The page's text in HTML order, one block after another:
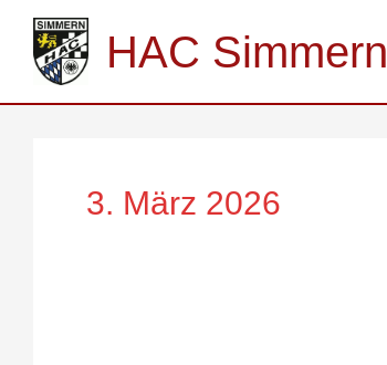
Inhalt
springen
HAC Simmern
3. März 2026